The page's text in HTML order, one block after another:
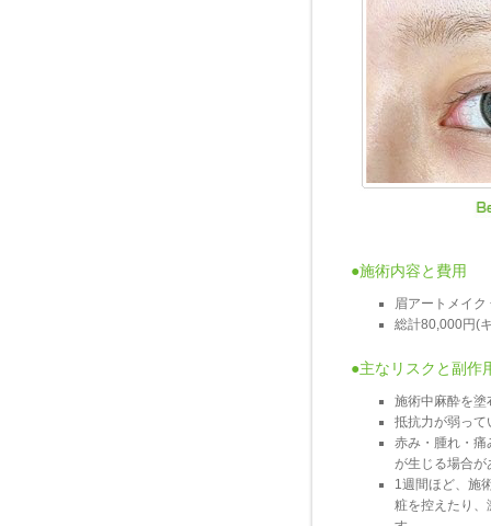
●施術内容と費用
眉アートメイク
総計80,000円(
●主なリスクと副作
施術中麻酔を塗
抵抗力が弱って
赤み・腫れ・痛
が生じる場合が
1週間ほど、施
粧を控えたり、